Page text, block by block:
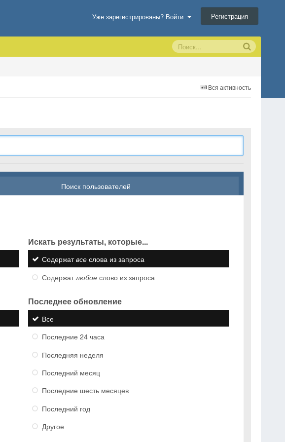
Уже зарегистрированы? Войти Регистрация
Вся активность
Поиск пользователей
Искать результаты, которые...
Содержатвсеслова из запроса
Содержатлюбоеслово из запроса
Последнее обновление
Все
Последние 24 часа
Последняя неделя
Последний месяц
Последние шесть месяцев
Последний год
Другое